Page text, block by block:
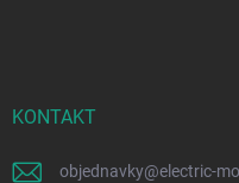
KONTAKT
objednavky@electric-